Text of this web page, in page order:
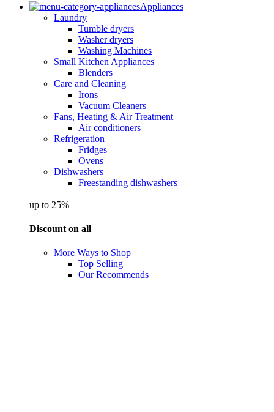
Appliances
Laundry
Tumble dryers
Washer dryers
Washing Machines
Small Kitchen Appliances
Blenders
Care and Cleaning
Irons
Vacuum Cleaners
Fans, Heating & Air Treatment
Air conditioners
Refrigeration
Fridges
Ovens
Dishwashers
Freestanding dishwashers
up to 25%
Discount on all
More Ways to Shop
Top Selling
Our Recommends